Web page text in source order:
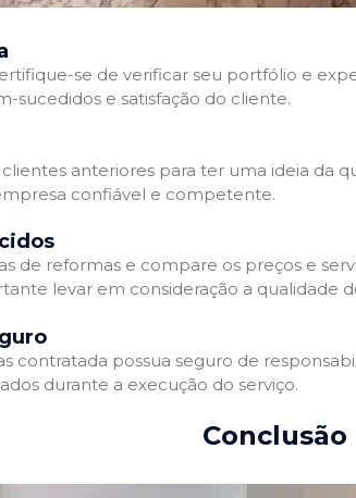
se de verificar seu portfólio e
sucedidos e satisfação do cliente.
anteriores para ter uma ideia da
confiável e competente.
de reformas e compare os preços e
levar em consideração a qualidade
contratada possua seguro de
durante a execução do serviço.
Conclusão